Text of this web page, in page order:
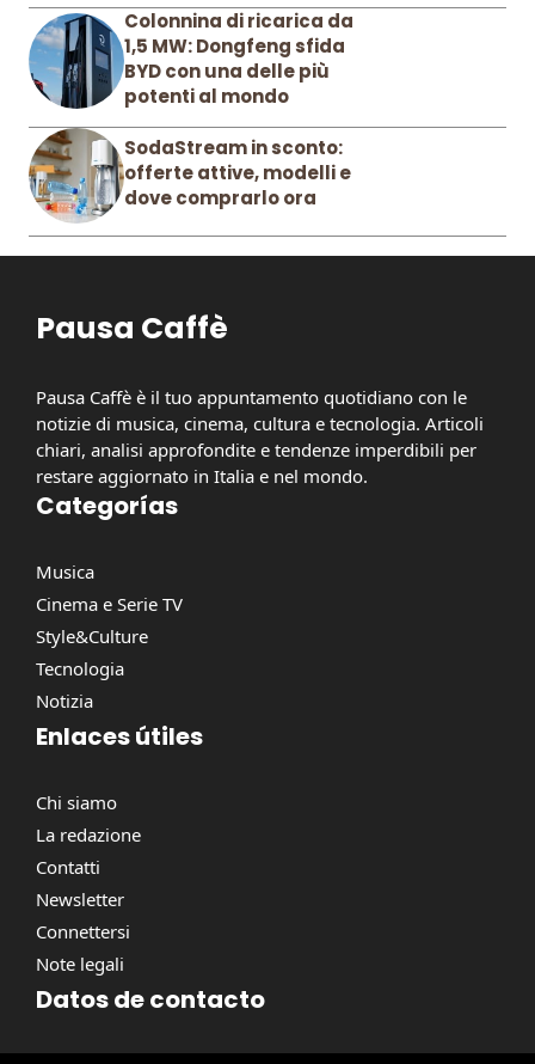
Colonnina di ricarica da
1,5 MW: Dongfeng sfida
BYD con una delle più
potenti al mondo
SodaStream in sconto:
offerte attive, modelli e
dove comprarlo ora
Pausa Caffè
Pausa Caffè è il tuo appuntamento quotidiano con le
notizie di musica, cinema, cultura e tecnologia. Articoli
chiari, analisi approfondite e tendenze imperdibili per
restare aggiornato in Italia e nel mondo.
Categorías
Musica
Cinema e Serie TV
Style&Culture
Tecnologia
Notizia
Enlaces útiles
Chi siamo
La redazione
Contatti
Newsletter
Connettersi
Note legali
Datos de contacto